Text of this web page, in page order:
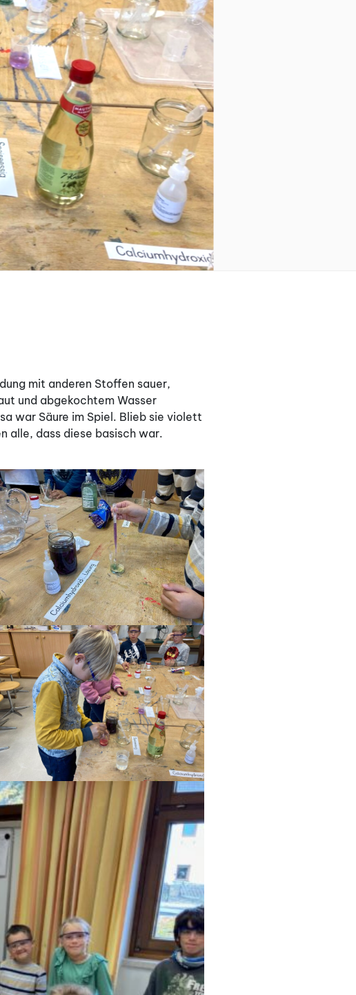
mit anderen Stoffen sauer,
und abgekochtem Wasser
war Säure im Spiel. Blieb sie violett
alle, dass diese basisch war.